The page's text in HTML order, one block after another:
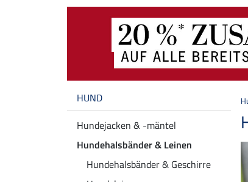
HUND
Hundejacken & -mäntel
Hundehalsbänder & Leinen
Hundehalsbänder & Geschirre